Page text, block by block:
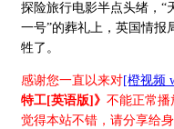
探险旅行电影半点头绪，“
一号”的葬礼上，英国情报
牲了。
感谢您一直以来对[橙视频
特工[英语版]》 不能正常
觉得本站不错，请分享给身